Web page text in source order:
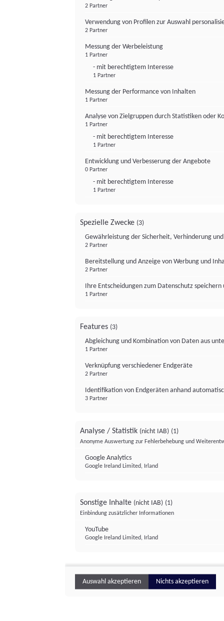
2 Partner
Verwendung von Profilen zur Auswahl
2 Partner
Messung der Werbeleistung
1 Partner
- mit berechtigtem Interesse
1 Partner
Messung der Performance von Inhalten
1 Partner
Analyse von Zielgruppen durch Statistiken oder
1 Partner
- mit berechtigtem Interesse
1 Partner
Entwicklung und Verbesserung der Angebote
0 Partner
- mit berechtigtem Interesse
1 Partner
Spezielle Zwecke (3)
Gewährleistung der Sicherheit, Verhinderung
2 Partner
Bereitstellung und Anzeige von Werbung und
2 Partner
Ihre Entscheidungen zum Datenschutz
1 Partner
Features (3)
Abgleichung und Kombination von Daten aus
1 Partner
Verknüpfung verschiedener Endgeräte
2 Partner
Identifikation von Endgeräten anhand
3 Partner
Analyse / Statistik (nicht IAB) (1)
Anonyme Auswertung zur Fehlerbehebung und
Google Analytics
Google Ireland Limited, Irland
Sonstige Inhalte (nicht IAB) (1)
Einbindung zusätzlicher Informationen
YouTube
Google Ireland Limited, Irland
Auswahl akzeptieren Nichts akzeptieren